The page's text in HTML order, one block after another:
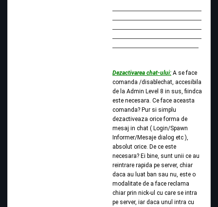
Dezactivarea chat-ului: A se face
comanda /disablechat, accesibila
de la Admin Level 8 in sus, fiindca
este necesara. Ce face aceasta
comanda? Pur si simplu
dezactiveaza orice forma de
mesaj in chat ( Login/Spawn
Informer/Mesaje dialog etc ),
absolut orice. De ce este
necesara? Ei bine, sunt unii ce au
reintrare rapida pe server, chiar
daca au luat ban sau nu, este o
modalitate de a face reclama
chiar prin nick-ul cu care se intra
pe server, iar daca unul intra cu